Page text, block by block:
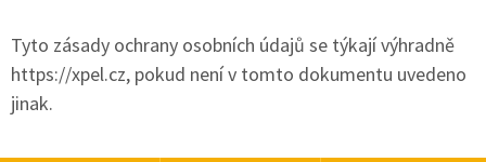
Tyto zásady ochrany osobních údajů se týkají výhradně
https://xpel.cz, pokud není v tomto dokumentu uvedeno
jinak.